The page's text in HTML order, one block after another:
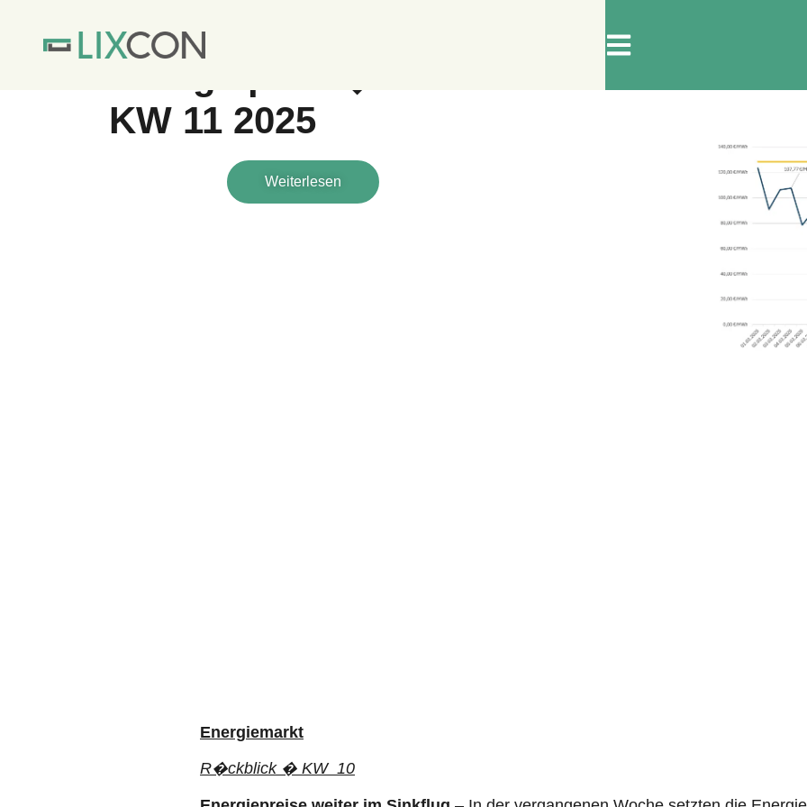
STARTSEITE ARBEITSSICHERHEIT
KW 11 2025
Weiterlesen
Energiemarkt
R�ckblick � KW 10